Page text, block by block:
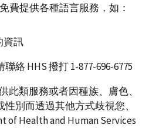
費提供各種語言服務，如：
資訊
絡 HHS 撥打 1-877-696-6775
此類服務或者因種族、膚色、
別而透過其他方式歧視您、
of Health and Human Services